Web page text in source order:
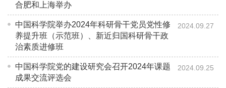
合肥和上海举办
中国科学院举办2024年科研骨干党员党性修
养提升班（示范班）、新近归国科研骨干政
治素质进修班
2024.09.27
中国科学院党的建设研究会召开2024年课题
成果交流评选会
2024.09.25